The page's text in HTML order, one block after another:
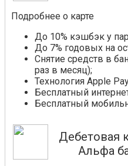
Подробнее о карте
До 10% кэшбэк у
До 7% годовых на
Снятие средств в
раз в месяц);
Технология Apple
Бесплатный
Бесплатный
Дебетовая
Альфа